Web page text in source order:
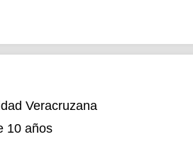
Veracruzana
10 años